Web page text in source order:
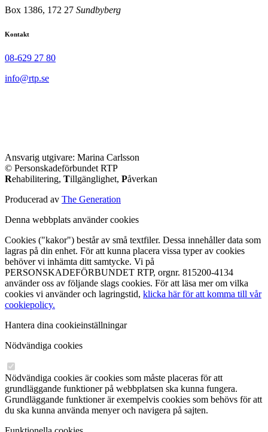
Box 1386, 172 27 Sundbyberg
Kontakt
08-629 27 80
info@rtp.se
Ansvarig utgivare: Marina Carlsson
© Personskadeförbundet RTP
Rehabilitering, Tillgänglighet, Påverkan
Producerad av The Generation
Denna webbplats använder cookies
Cookies ("kakor") består av små textfiler. Dessa innehåller data som
lagras på din enhet. För att kunna placera vissa typer av cookies
behöver vi inhämta ditt samtycke. Vi på
PERSONSKADEFÖRBUNDET RTP, orgnr. 815200-4134
använder oss av följande slags cookies. För att läsa mer om vilka
cookies vi använder och lagringstid, klicka här för att komma till vår
cookiepolicy.
Hantera dina cookieinställningar
Nödvändiga cookies
Nödvändiga cookies är cookies som måste placeras för att
grundläggande funktioner på webbplatsen ska kunna fungera.
Grundläggande funktioner är exempelvis cookies som behövs för att
du ska kunna använda menyer och navigera på sajten.